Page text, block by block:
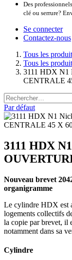
Des
clé ou serrure?
Se connecter
Contactez-nous
Tous les
Tous les
3111 HDX
CENTRALE
Par défaut
3111 HDX
Nouveau brevet
organigramme
Le cylindre HDX est
logements collectifs
la copie par brevet, il
notamment dans sa
Cylindre